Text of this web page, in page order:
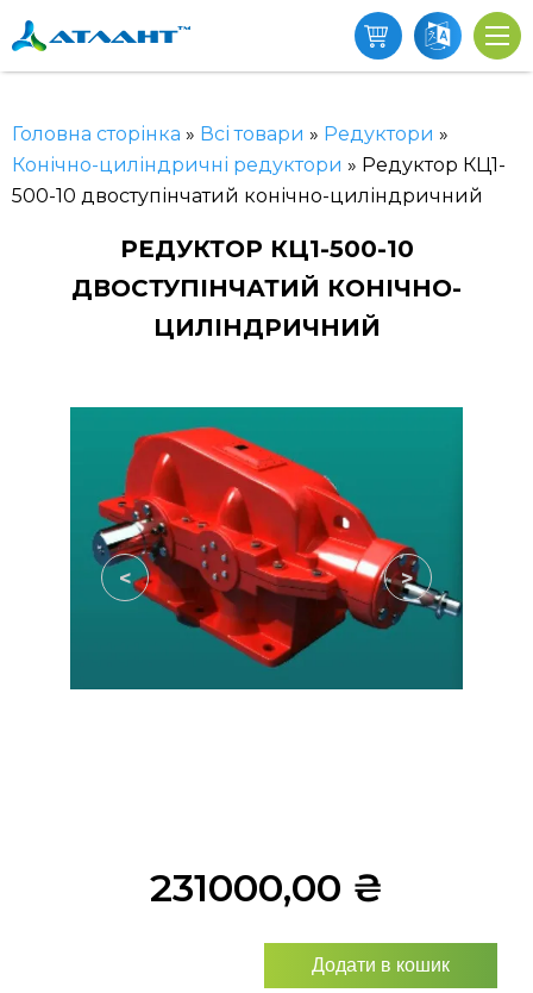
Головна сторінка » Всі товари » Редуктори »
Конічно-циліндричні редуктори » Редуктор КЦ1-
500-10 двоступінчатий конічно-циліндричний
РЕДУКТОР КЦ1-500-10
ДВОСТУПІНЧАТИЙ КОНІЧНО-
ЦИЛІНДРИЧНИЙ
< >
231000,00 ₴
Додати в кошик